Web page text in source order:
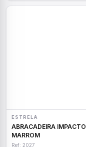
ESTRELA
ABRACADEIRA IMPACTO 1/2"
MARROM
Ref: 2027